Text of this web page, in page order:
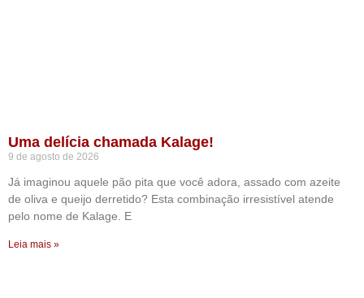
Uma delícia chamada Kalage!
9 de agosto de 2026
Já imaginou aquele pão pita que você adora, assado com azeite
de oliva e queijo derretido? Esta combinação irresistível atende
pelo nome de Kalage. E
Leia mais »